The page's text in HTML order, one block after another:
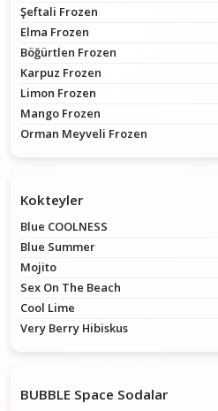
Şeftali Frozen
Elma Frozen
Böğürtlen Frozen
Karpuz Frozen
Limon Frozen
Mango Frozen
Orman Meyveli Frozen
Kokteyler
Blue COOLNESS
Blue Summer
Mojito
Sex On The Beach
Cool Lime
Very Berry Hibiskus
BUBBLE Space Sodalar